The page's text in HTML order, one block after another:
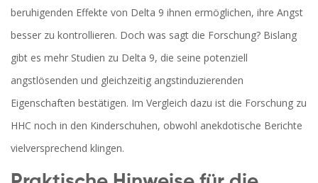
beruhigenden Effekte von Delta 9 ihnen ermöglichen, ihre Angst
besser zu kontrollieren. Doch was sagt die Forschung? Bislang
gibt es mehr Studien zu Delta 9, die seine potenziell
angstlösenden und gleichzeitig angstinduzierenden
Eigenschaften bestätigen. Im Vergleich dazu ist die Forschung zu
HHC noch in den Kinderschuhen, obwohl anekdotische Berichte
vielversprechend klingen.